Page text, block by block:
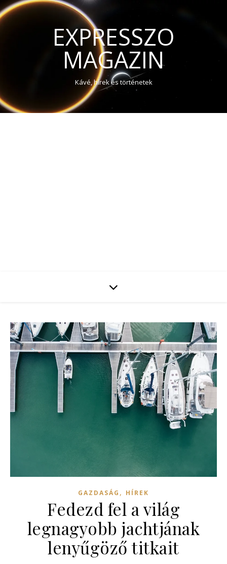
EXPRESSZO
MAGAZIN
Kávé, hírek és történetek
GAZDASÁG , HÍREK
Fedezd fel a világ
legnagyobb jachtjának
lenyűgöző titkait